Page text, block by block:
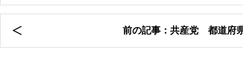
前の記事：共産党 都道府